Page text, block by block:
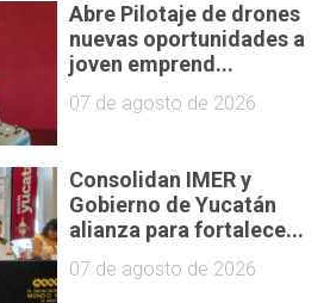
Abre Pilotaje de drones
nuevas oportunidades a
joven emprend...
07 de agosto de 2026
Consolidan IMER y
Gobierno de Yucatán
alianza para fortalece...
07 de agosto de 2026